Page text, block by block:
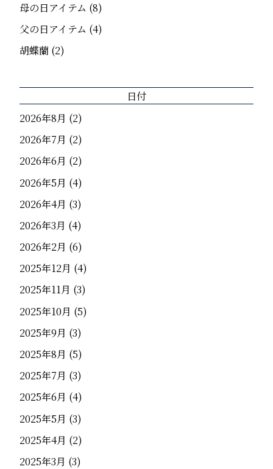
母の日アイテム (8)
父の日アイテム (4)
胡蝶蘭 (2)
日付
2026年8月 (2)
2026年7月 (2)
2026年6月 (2)
2026年5月 (4)
2026年4月 (3)
2026年3月 (4)
2026年2月 (6)
2025年12月 (4)
2025年11月 (3)
2025年10月 (5)
2025年9月 (3)
2025年8月 (5)
2025年7月 (3)
2025年6月 (4)
2025年5月 (3)
2025年4月 (2)
2025年3月 (3)